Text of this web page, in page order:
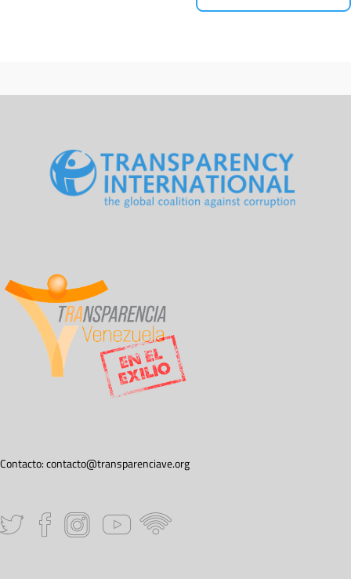
Contacto:contacto@transparenciave.org